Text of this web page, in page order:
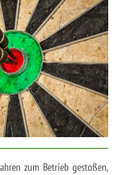
zum Betrieb gestoßen,